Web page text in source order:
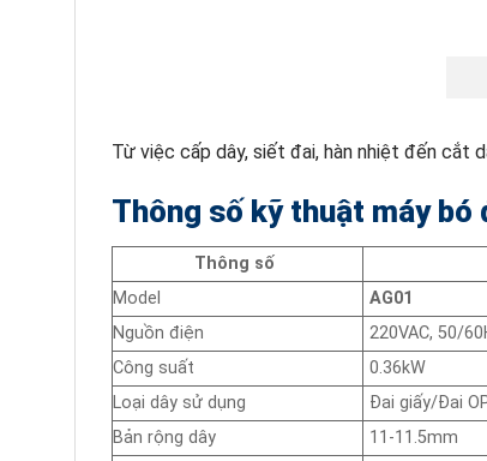
Từ việc cấp dây, siết đai, hàn nhiệt đến cắt
Thông số kỹ thuật máy bó
Thông số
Model
AG01
Nguồn điện
220VAC, 50/
Công suất
0.36kW
Loại dây sử dụng
Đai giấy/Đai
Bản rộng dây
11-11.5mm